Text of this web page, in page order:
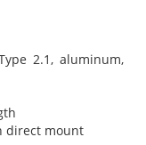
2.1, aluminum,
direct mount